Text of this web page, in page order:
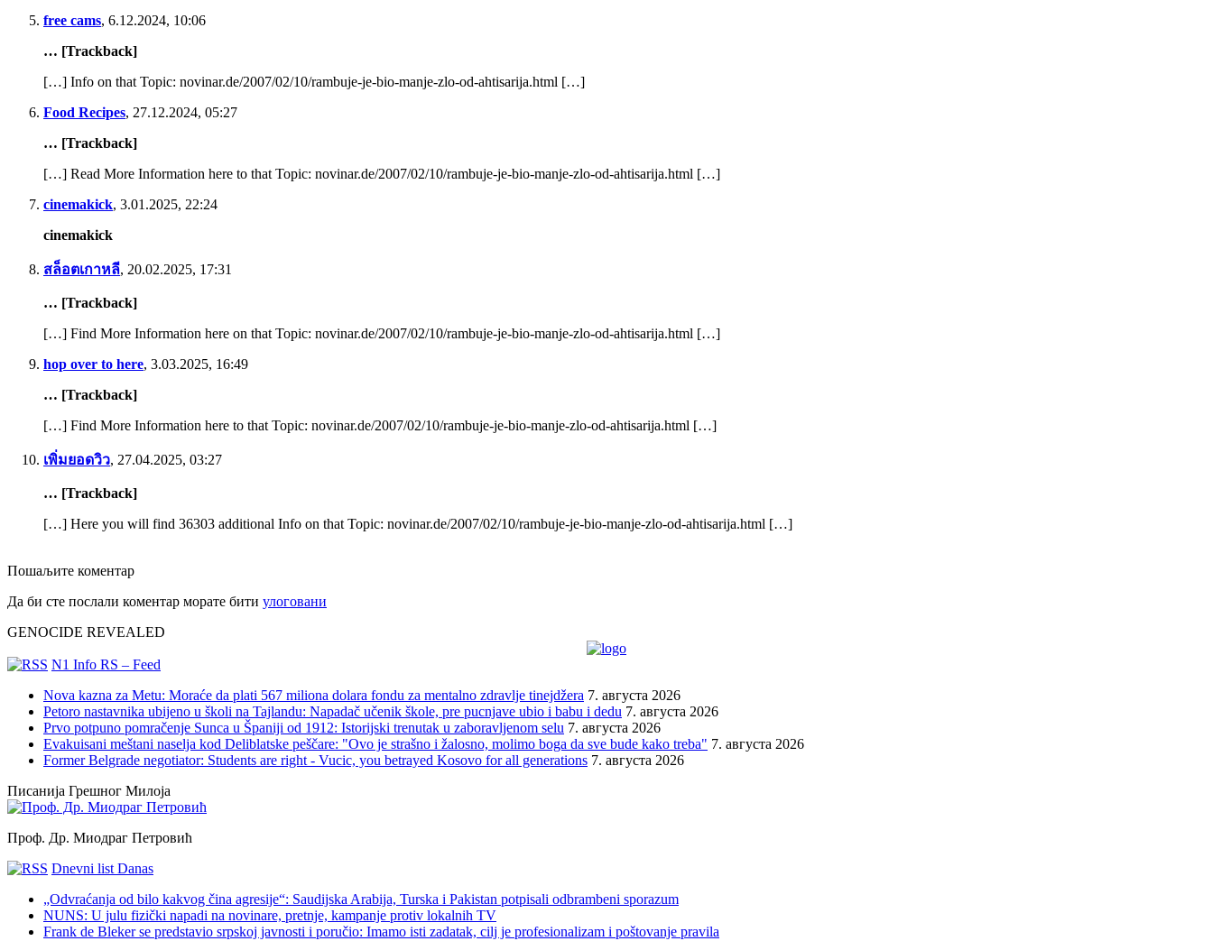
free cams, 6.12.2024, 10:06
… [Trackback]
[…] Info on that Topic: novinar.de/2007/02/10/rambuje-je-bio-manje-zlo-od-ahtisarija.html […]
Food Recipes, 27.12.2024, 05:27
… [Trackback]
[…] Read More Information here to that Topic: novinar.de/2007/02/10/rambuje-je-bio-manje-zlo-od-ahtisarija.html […]
cinemakick, 3.01.2025, 22:24
cinemakick
สล็อตเกาหลี, 20.02.2025, 17:31
… [Trackback]
[…] Find More Information here on that Topic: novinar.de/2007/02/10/rambuje-je-bio-manje-zlo-od-ahtisarija.html […]
hop over to here, 3.03.2025, 16:49
… [Trackback]
[…] Find More Information here to that Topic: novinar.de/2007/02/10/rambuje-je-bio-manje-zlo-od-ahtisarija.html […]
เพิ่มยอดวิว, 27.04.2025, 03:27
… [Trackback]
[…] Here you will find 36303 additional Info on that Topic: novinar.de/2007/02/10/rambuje-je-bio-manje-zlo-od-ahtisarija.html […]
Пошаљите коментар
Да би сте послали коментар морате бити улоговани
GENOCIDE REVEALED
N1 Info RS – Feed
Nova kazna za Metu: Moraće da plati 567 miliona dolara fondu za mentalno zdravlje tinejdžera 7. августа 2026
Petoro nastavnika ubijeno u školi na Tajlandu: Napadač učenik škole, pre pucnjave ubio i babu i dedu 7. августа 2026
Prvo potpuno pomračenje Sunca u Španiji od 1912: Istorijski trenutak u zaboravljenom selu 7. августа 2026
Evakuisani meštani naselja kod Deliblatske peščare: "Ovo je strašno i žalosno, molimo boga da sve bude kako treba" 7. августа 2026
Former Belgrade negotiator: Students are right - Vucic, you betrayed Kosovo for all generations 7. августа 2026
Писанија Грешног Милоја
Проф. Др. Миодраг Петровић
Dnevni list Danas
„Odvraćanja od bilo kakvog čina agresije“: Saudijska Arabija, Turska i Pakistan potpisali odbrambeni sporazum
NUNS: U julu fizički napadi na novinare, pretnje, kampanje protiv lokalnih TV
Frank de Bleker se predstavio srpskoj javnosti i poručio: Imamo isti zadatak, cilj je profesionalizam i poštovanje pravila